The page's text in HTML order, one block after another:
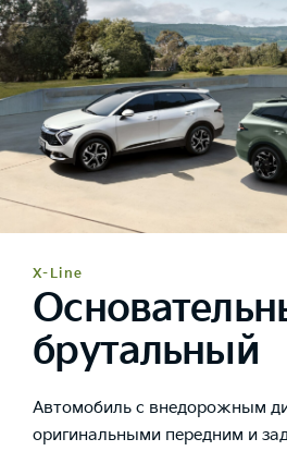
X-Line
брутальный
Автомобиль с внедорожным
оригинальными передним и